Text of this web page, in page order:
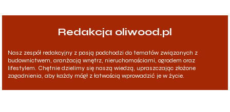
Redakcja oliwood.pl
Nasz zespół redakcyjny z pasją podchodzi do tematów związanych z
budownictwem, aranżacją wnętrz, nieruchomościami, ogrodem oraz
lifestylem. Chętnie dzielimy się naszą wiedzą, upraszczając złożone
zagadnienia, aby każdy mógł z łatwością wprowadzić je w życie.